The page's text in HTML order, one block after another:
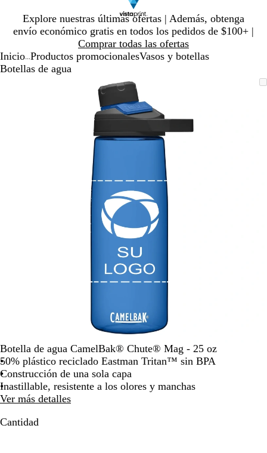
Explore nuestras últimas ofertas | Además, obtenga
envío económico gratis en todos los pedidos de $100+ |
Comprar todas las ofertas
Diapositiva
1
Inicio Productos promocionalesVasos y botellas
Botellas de agua
Imagen
ampliable
con
zoom
Ampliado
al
mínimo
Haga
clic
para
expandir
Use
la
tecla
de
(+)
(-)
para
acercar/alejar
zoom
las
teclas
de
para
arrastrar
Botella de agua CamelBak® Chute® Mag - 25 oz
50% plástico reciclado Eastman Tritan™ sin BPA
Construcción de una sola capa
Inastillable, resistente a los olores y manchas
Ver más detalles
Cantidad